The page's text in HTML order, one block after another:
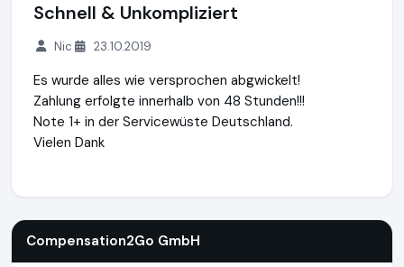
Schnell & Unkompliziert
Nic 23.10.2019
Es wurde alles wie versprochen abgwickelt!
Zahlung erfolgte innerhalb von 48 Stunden!!!
Note 1+ in der Servicewüste Deutschland.
Vielen Dank
Compensation2Go GmbH